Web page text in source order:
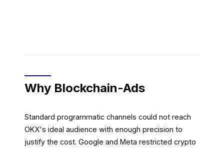
Why Blockchain-Ads
Standard programmatic channels could not reach
OKX's ideal audience with enough precision to
justify the cost. Google and Meta restricted crypto